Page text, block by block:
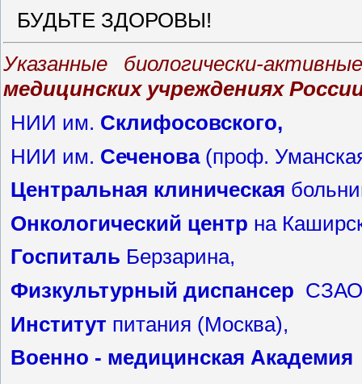
БУДЬТЕ ЗДОРОВЫ!
Указанные биологически-
медицинских учреждениях
НИИ им. Склифосовского,
НИИ им. Сеченова(проф.
Центральная клиническая
Онкологический центр на
Госпиталь Берзарина,
Физкультурный диспансер
Институт питания (Москва),
Военно - медицинская Академия